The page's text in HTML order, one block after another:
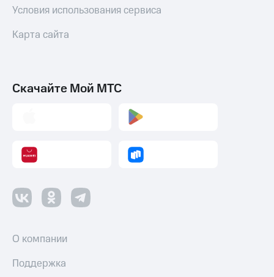
Условия использования сервиса
Карта сайта
Скачайте Мой МТС
О компании
Поддержка